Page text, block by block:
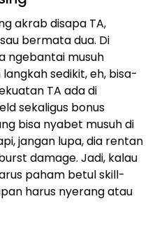
akrab disapa TA,
bermata dua. Di
ngebantai musuh
sedikit, eh, bisa-
TA ada di
sekaligus bonus
bisa nyabet musuh di
jangan lupa, dia rentan
damage. Jadi, kalau
paham betul skill-
harus nyerang atau